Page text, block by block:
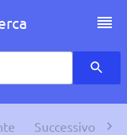
Successivo